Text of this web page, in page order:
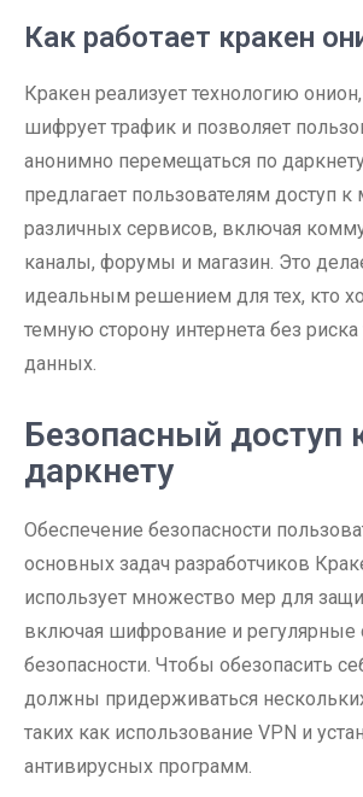
Как работает кракен
Кракен реализует технологию
шифрует трафик и позволяет
анонимно перемещаться по
предлагает пользователям доступ
различных сервисов, включая
каналы, форумы и магазин. Это
идеальным решением для тех, кто
темную сторону интернета без
данных.
Безопасный доступ
даркнету
Обеспечение безопасности
основных задач разработчиков
использует множество мер для
включая шифрование и регулярные
безопасности. Чтобы обезопасить
должны придерживаться
таких как использование VPN и
антивирусных программ.